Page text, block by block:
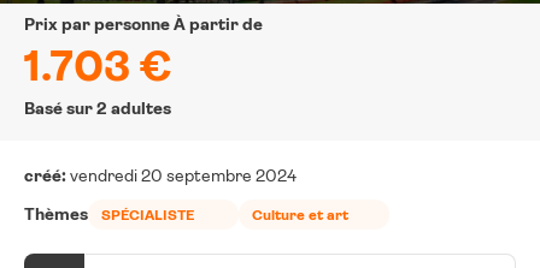
prix par personne À partir de
1.703 €
Basé sur 2 adultes
créé:vendredi 20 septembre 2024
Thèmes
SPÉCIALISTE Culture et art